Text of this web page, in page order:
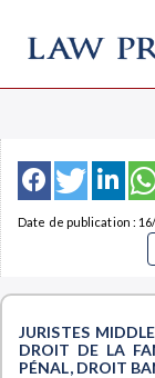
Date de publication :
JURISTES
DROIT DE LA
PÉNAL, DROIT